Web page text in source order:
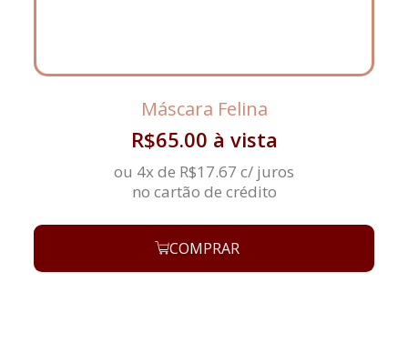
Máscara Felina
R$65.00 à vista
ou 4x de R$17.67 c/ juros
no cartão de crédito
COMPRAR